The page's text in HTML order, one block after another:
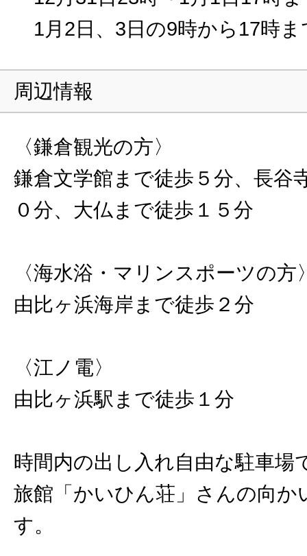
1月2日、3日の9時から17時ま
周辺情報
〈鎌倉観光の方〉
鎌倉文学館まで徒歩５分、長谷
０分、大仏まで徒歩１５分
〈海水浴・マリンスポーツの方
由比ヶ浜海岸まで徒歩２分
〈江ノ電〉
由比ヶ浜駅まで徒歩１分
時間内の出し入れ自由な駐車場
旅館「かいひん荘」さんの向か
す。